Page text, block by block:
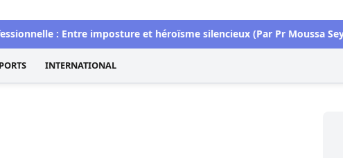
de l'Afrique.
: Entre imposture et héroïsme silencieux (Par Pr Moussa Seydi)
INTERNATIONAL